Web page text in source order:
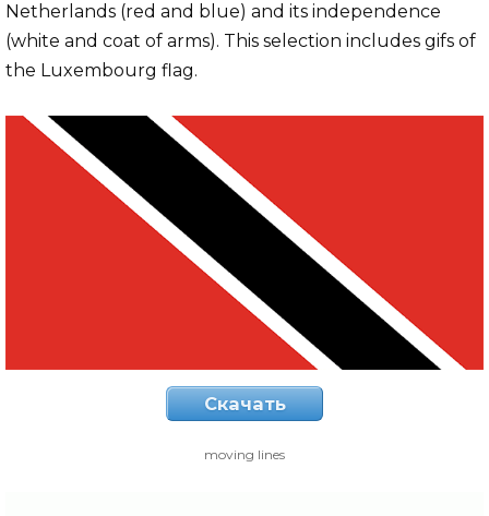
Netherlands (red and blue) and its independence
(white and coat of arms). This selection includes gifs of
the Luxembourg flag.
Скачать
moving lines